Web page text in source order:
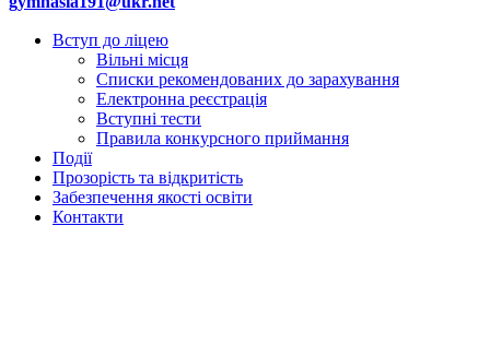
Вступ до ліцею
Вільні місця
Списки рекомендованих до зарахування
Електронна реєстрація
Вступні тести
Правила конкурсного приймання
Події
Прозорість та відкритість
Забезпечення якості освіти
Контакти